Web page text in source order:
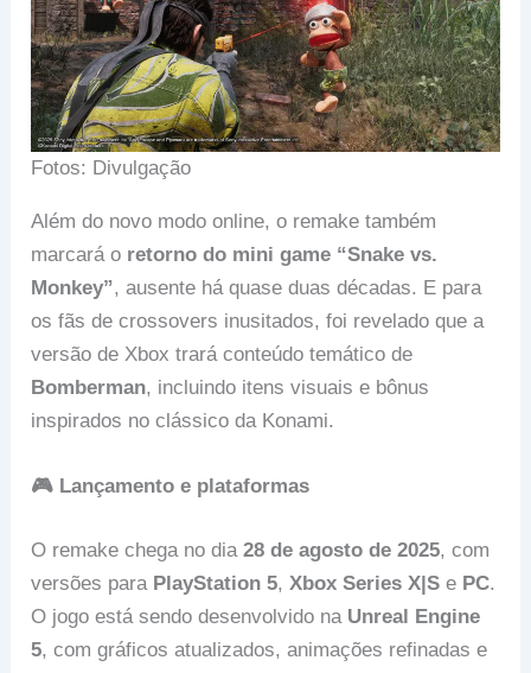
Fotos: Divulgação
Além do novo modo online, o remake também
marcará o retorno do mini game “Snake vs.
Monkey”, ausente há quase duas décadas. E para
os fãs de crossovers inusitados, foi revelado que a
versão de Xbox trará conteúdo temático de
Bomberman, incluindo itens visuais e bônus
inspirados no clássico da Konami.
🎮 Lançamento e plataformas
O remake chega no dia28 de agosto de 2025, com
versões para PlayStation 5,Xbox Series X|S e PC.
O jogo está sendo desenvolvido na Unreal Engine
5, com gráficos atualizados, animações refinadas e